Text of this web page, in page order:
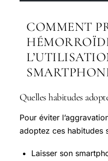
COMMENT
Quelles habitudes
Pour éviter
adoptez ces habitudes
Laisser son